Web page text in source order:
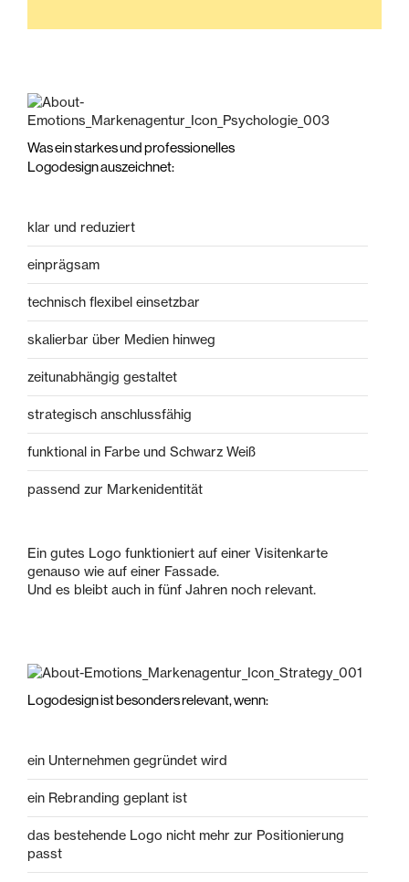
Was ein starkes und professionelles
Logodesign auszeichnet:
klar und reduziert
einprägsam
technisch flexibel einsetzbar
skalierbar über Medien hinweg
zeitunabhängig gestaltet
strategisch anschlussfähig
funktional in Farbe und Schwarz Weiß
passend zur Markenidentität
Ein gutes Logo funktioniert auf einer Visitenkarte
genauso wie auf einer Fassade.
Und es bleibt auch in fünf Jahren noch relevant.
Logodesign ist besonders relevant, wenn:
ein Unternehmen gegründet wird
ein Rebranding geplant ist
das bestehende Logo nicht mehr zur Positionierung
passt